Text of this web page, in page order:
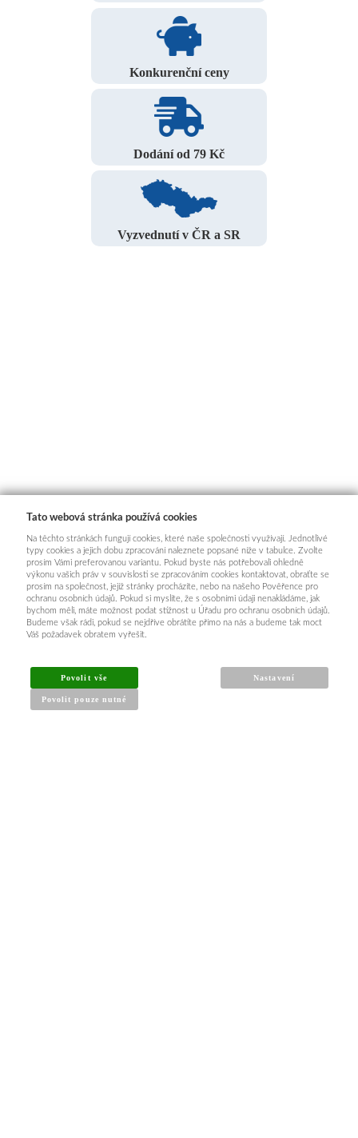
Konkurenční ceny
Dodání od 79 Kč
Vyzvednutí v ČR a SR
Tato webová stránka používá cookies
Na těchto stránkách fungují cookies, které naše společnosti využívají. Jednotlivé
typy cookies a jejich dobu zpracování naleznete popsané níže v tabulce. Zvolte
prosím Vámi preferovanou variantu. Pokud byste nás potřebovali ohledně
výkonu vašich práv v souvislosti se zpracováním cookies kontaktovat, obraťte se
prosím na společnost, jejíž stránky procházíte, nebo na našeho Pověřence pro
ochranu osobních údajů. Pokud si myslíte, že s osobními údaji nenakládáme, jak
bychom měli, máte možnost podat stížnost u Úřadu pro ochranu osobních údajů.
Budeme však rádi, pokud se nejdříve obrátíte přímo na nás a budeme tak moct
Váš požadavek obratem vyřešit.
Povolit vše
Povolit pouze nutné
Nastavení